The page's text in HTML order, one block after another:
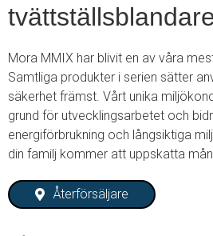
Mora MMIX har blivit en av våra
Samtliga produkter i serien sätter
säkerhet främst. Vårt unika
grund för utvecklingsarbetet och
energiförbrukning och långsiktiga
din familj kommer att uppskatta
Återförsäljare